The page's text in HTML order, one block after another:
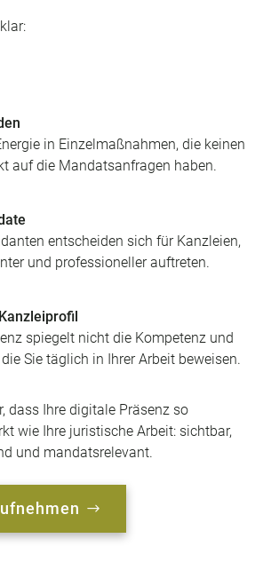
in Einzelmaßnahmen, die keinen
auf die Mandatsanfragen haben.
entscheiden sich für Kanzleien,
und professioneller auftreten.
spiegelt nicht die Kompetenz und
Sie täglich in Ihrer Arbeit beweisen.
dass Ihre digitale Präsenz so
wie Ihre juristische Arbeit: sichtbar,
und mandatsrelevant.